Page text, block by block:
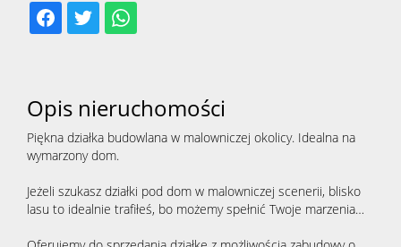
Opis nieruchomości
Piękna działka budowlana w malowniczej okolicy. Idealna na
wymarzony dom.
Jeżeli szukasz działki pod dom w malowniczej scenerii, blisko
lasu to idealnie trafiłeś, bo możemy spełnić Twoje marzenia…